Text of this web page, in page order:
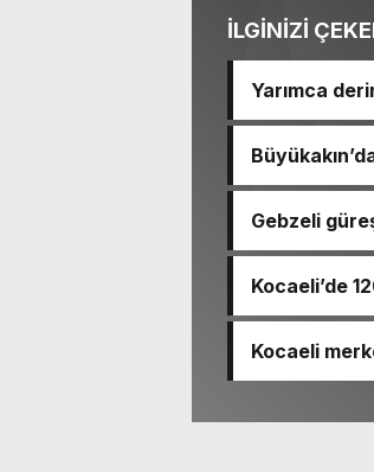
İLGİNİZİ
Yarımca
Gebzeli
Kocaeli’de
Kocaeli